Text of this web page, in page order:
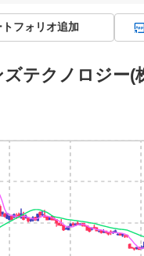
フォリオ追加
テクノロジー(